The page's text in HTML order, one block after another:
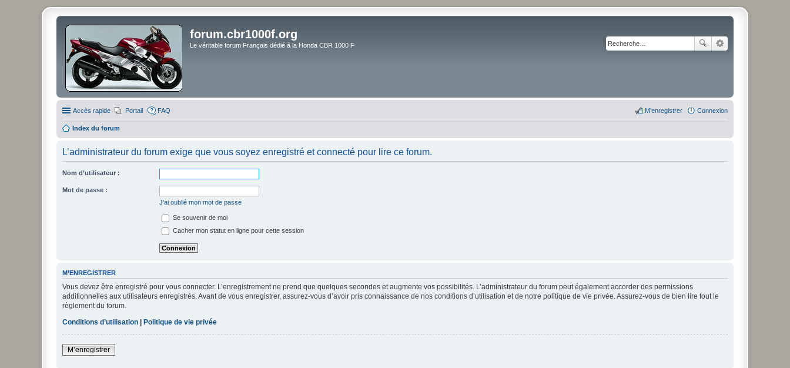
forum.cbr1000f.org
Le véritable forum Français dédié à la Honda CBR 1000 F
Accès rapide Portail FAQ Connexion
M’enregistrer
Index du forum
L’administrateur du forum exige que vous soyez enregistré et connecté pour lire ce forum.
Nom d’utilisateur :
Mot de passe :
J’ai oublié mon mot de passe
Se souvenir de moi
Cacher mon statut en ligne pour cette session
M’ENREGISTRER
Vous devez être enregistré pour vous connecter. L’enregistrement ne prend que quelques secondes et augmente vos possibilités. L’administrateur du forum peut également accorder des permissions
additionnelles aux utilisateurs enregistrés. Avant de vous enregistrer, assurez-vous d’avoir pris connaissance de nos conditions d’utilisation et de notre politique de vie privée. Assurez-vous de bien lire tout le
règlement du forum.
Conditions d’utilisation | Politique de vie privée
M’enregistrer